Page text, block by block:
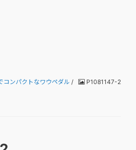
コンパクトなワウペダル / P1081147-2